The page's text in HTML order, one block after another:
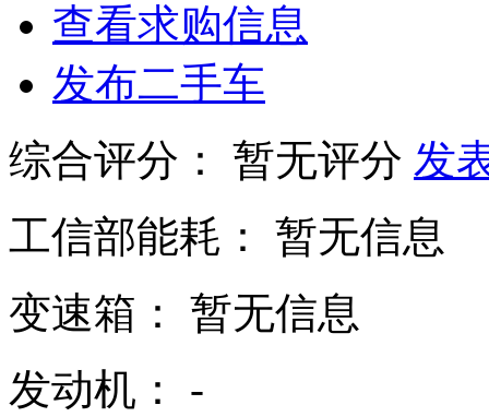
查看求购信息
发布二手车
综合评分：
暂无评分 发
工信部能耗：
暂无信息
变速箱：
暂无信息
发动机：
-